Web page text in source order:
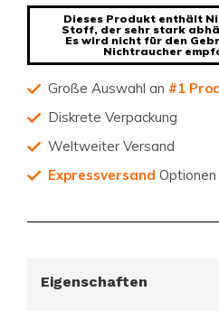
Dieses Produkt enthält
Stoff, der sehr stark
Es wird nicht für den
Nichtraucher
Große Auswahl an #1
Diskrete Verpackung
Weltweiter Versand
Expressversand Optionen
Eigenschaften